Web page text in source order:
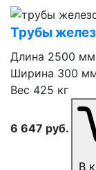
Трубы
Длина 2500 мм
Ширина 300
Вес 425 кг
6 647 руб.
В